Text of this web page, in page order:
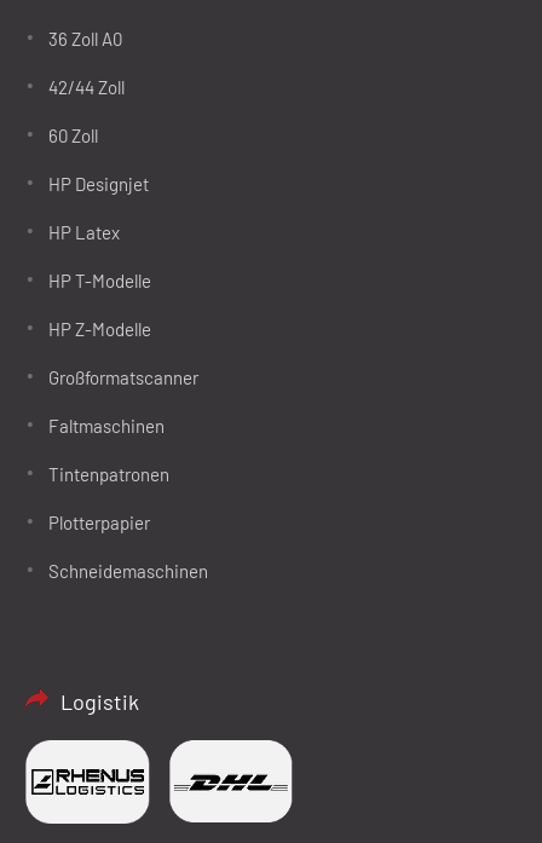
36 Zoll A0
42/44 Zoll
60 Zoll
HP Designjet
HP Latex
HP T-Modelle
HP Z-Modelle
Großformatscanner
Faltmaschinen
Tintenpatronen
Plotterpapier
Schneidemaschinen
Logistik